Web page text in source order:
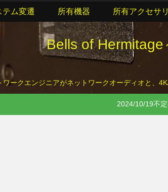
Bells of
ワークエンジニアがネットワークオーディオと、
テム変遷 所有機器 所有アクセサリ
2024/10/19不